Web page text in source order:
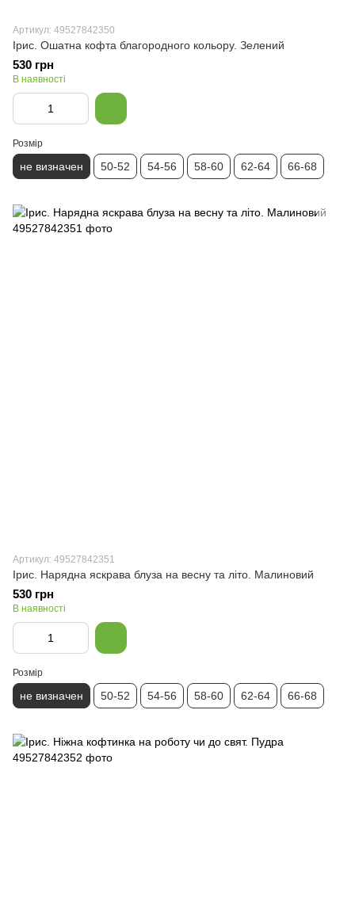
Артикул: 49527842350
Ірис. Ошатна кофта благородного кольору. Зелений
530 грн
В наявності
Розмір
не визначен 50-52 54-56 58-60 62-64 66-68
Артикул: 49527842351
Ірис. Нарядна яскрава блуза на весну та літо. Малиновий
530 грн
В наявності
Розмір
не визначен 50-52 54-56 58-60 62-64 66-68